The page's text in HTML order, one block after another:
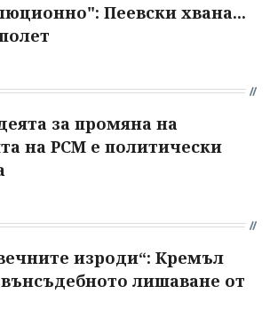
Пеевски хвана...
за промяна на
на РСМ е политически
изроди“: Кремъл
лишаване от